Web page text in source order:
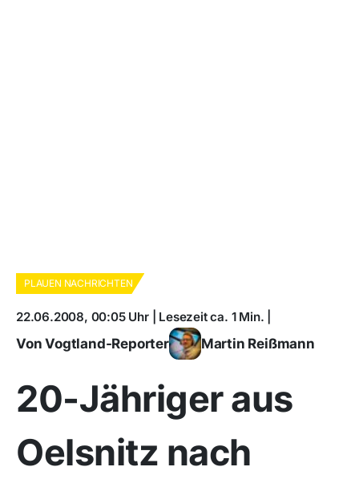
PLAUEN NACHRICHTEN
22.06.2008, 00:05 Uhr | Lesezeit ca. 1 Min. |
Von Vogtland-Reporter Martin Reißmann
20-Jähriger aus
Oelsnitz nach